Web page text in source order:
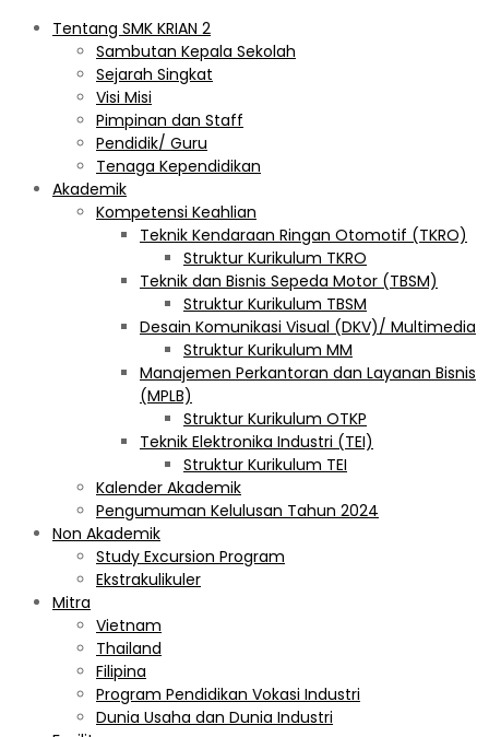
Tentang SMK KRIAN 2
Sambutan Kepala Sekolah
Sejarah Singkat
Visi Misi
Pimpinan dan Staff
Pendidik/ Guru
Tenaga Kependidikan
Akademik
Kompetensi Keahlian
Teknik Kendaraan Ringan Otomotif (TKRO)
Struktur Kurikulum TKRO
Teknik dan Bisnis Sepeda Motor (TBSM)
Struktur Kurikulum TBSM
Desain Komunikasi Visual (DKV)/ Multimedia
Struktur Kurikulum MM
Manajemen Perkantoran dan Layanan Bisnis
(MPLB)
Struktur Kurikulum OTKP
Teknik Elektronika Industri (TEI)
Struktur Kurikulum TEI
Kalender Akademik
Pengumuman Kelulusan Tahun 2024
Non Akademik
Study Excursion Program
Ekstrakulikuler
Mitra
Vietnam
Thailand
Filipina
Program Pendidikan Vokasi Industri
Dunia Usaha dan Dunia Industri